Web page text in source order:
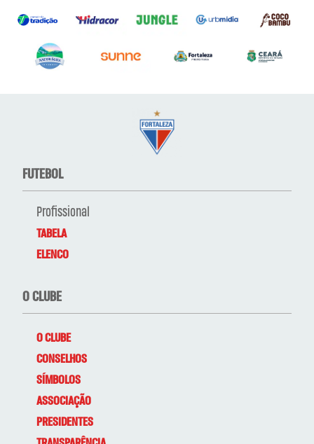
FUTEBOL
Profissional
TABELA
ELENCO
O CLUBE
O CLUBE
CONSELHOS
SÍMBOLOS
ASSOCIAÇÃO
PRESIDENTES